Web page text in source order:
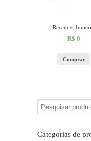
Recamier
R$ 0
Comprar
Categorias de